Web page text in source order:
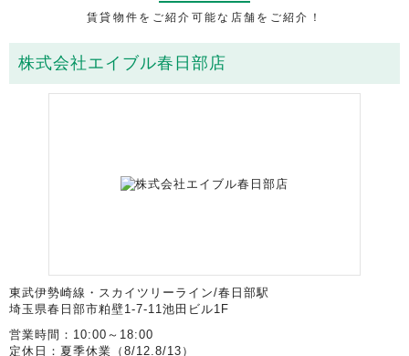
賃貸物件をご紹介可能な店舗をご紹介！
株式会社エイブル春日部店
東武伊勢崎線・スカイツリーライン/春日部駅
埼玉県春日部市粕壁1-7-11池田ビル1F
営業時間：10:00～18:00
定休日：夏季休業（8/12.8/13）